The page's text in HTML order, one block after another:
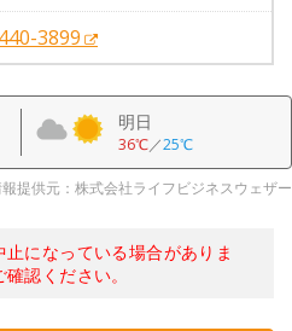
3899
明日
36℃／25℃
提供元：株式会社ライフビジネスウェザー
になっている場合がありま
認ください。